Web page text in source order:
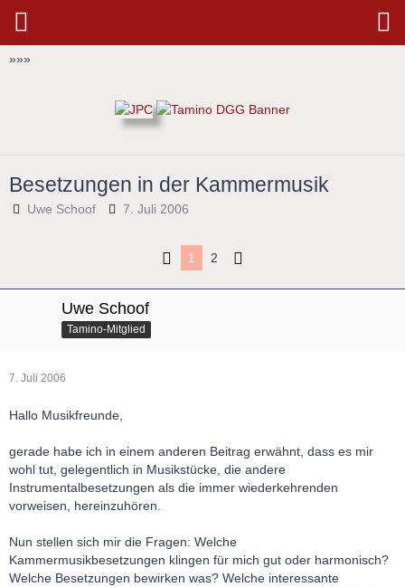
»»»
Besetzungen in der Kammermusik
Uwe Schoof 7. Juli 2006
1 2
Uwe Schoof
Tamino-Mitglied
7. Juli 2006
Hallo Musikfreunde,
gerade habe ich in einem anderen Beitrag erwähnt, dass es mir
wohl tut, gelegentlich in Musikstücke, die andere
Instrumentalbesetzungen als die immer wiederkehrenden
vorweisen, hereinzuhören.
Nun stellen sich mir die Fragen: Welche
Kammermusikbesetzungen klingen für mich gut oder harmonisch?
Welche Besetzungen bewirken was? Welche interessante